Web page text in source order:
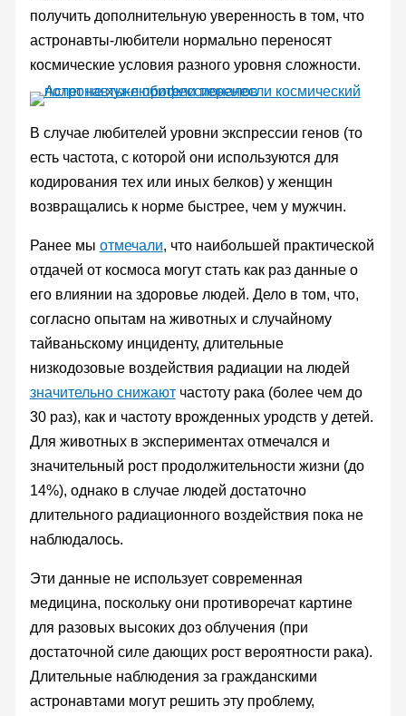
получить дополнительную уверенность в том, что
астронавты-любители нормально переносят
космические условия разного уровня сложности.
В случае любителей уровни экспрессии генов (то
есть частота, с которой они используются для
кодирования тех или иных белков) у женщин
возвращались к норме быстрее, чем у мужчин.
Ранее мы отмечали, что наибольшей практической
отдачей от космоса могут стать как раз данные о
его влиянии на здоровье людей. Дело в том, что,
согласно опытам на животных и случайному
тайваньскому инциденту, длительные
низкодозовые воздействия радиации на людей
значительно снижаютчастоту рака (более чем до
30 раз), как и частоту врожденных уродств у детей.
Для животных в экспериментах отмечался и
значительный рост продолжительности жизни (до
14%), однако в случае людей достаточно
длительного радиационного воздействия пока не
наблюдалось.
Эти данные не использует современная
медицина, поскольку они противоречат картине
для разовых высоких доз облучения (при
достаточной силе дающих рост вероятности рака).
Длительные наблюдения за гражданскими
астронавтами могут решить эту проблему,